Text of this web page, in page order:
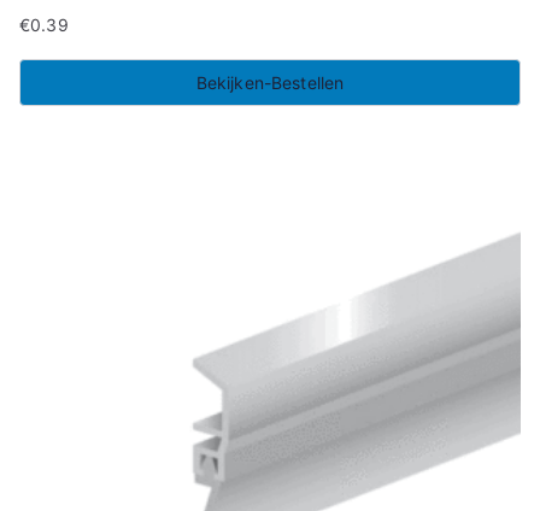
€0.39
Bekijken-Bestellen